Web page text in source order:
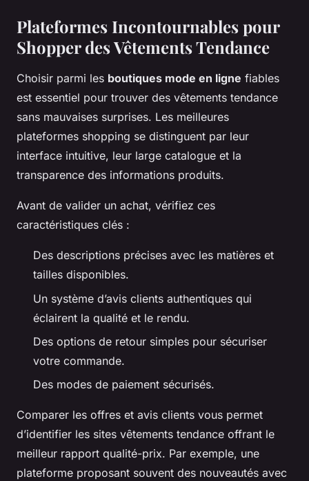
Plateformes Incontournables pour
Shopper des Vêtements Tendance
Choisir parmi les boutiques mode en ligne fiables
est essentiel pour trouver des vêtements tendance
sans mauvaises surprises. Les meilleures
plateformes shopping se distinguent par leur
interface intuitive, leur large catalogue et la
transparence des informations produits.
Avant de valider un achat, vérifiez ces
caractéristiques clés :
Des descriptions précises avec les matières et
tailles disponibles.
Un système d’avis clients authentiques qui
éclairent la qualité et le rendu.
Des options de retour simples pour sécuriser
votre commande.
Des modes de paiement sécurisés.
Comparer les offres et avis clients vous permet
d’identifier les sites vêtements tendance offrant le
meilleur rapport qualité-prix. Par exemple, une
plateforme proposant souvent des nouveautés avec